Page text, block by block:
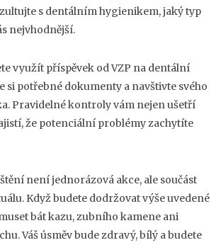
s dentálním hygienikem, jaký typ
nejvhodnější.
využít příspěvek od VZP na dentální
si potřebné dokumenty a navštivte svého
Pravidelné kontroly vám nejen ušetří
že potenciální problémy zachytíte
není jednorázová akce, ale součást
Když budete dodržovat výše uvedené
bát kazu, zubního kamene ani
Váš úsměv bude zdravý, bílý a budete